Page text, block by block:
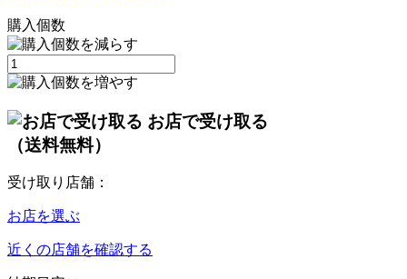
購入個数
お店で受け取る
（送料無料）
受け取り店舗：
お店を選ぶ
近くの店舗を確認する